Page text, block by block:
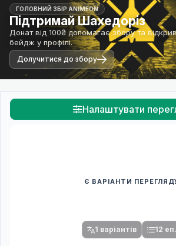
ГОЛОВНИЙ ЗБІР ANIMEON
Підтримай Шахедоріз
Донат від 100₴ допомагає збору та
бейдж у профілі.
Долучитися до збору
Налаштувати
Є ВАРІАНТИ
1 варіантів 12 еп.